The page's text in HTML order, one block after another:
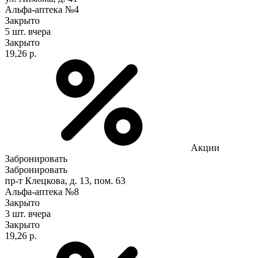
Альфа-аптека №4
Закрыто
5 шт. вчера
Закрыто
19,26 р.
Акции
Забронировать
Забронировать
пр-т Клецкова, д. 13, пом. 63
Альфа-аптека №8
Закрыто
3 шт. вчера
Закрыто
19,26 р.